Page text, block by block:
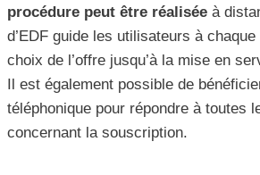
procédure peut être réalisée à
d’EDF guide les utilisateurs à
choix de l’offre jusqu’à la mise en
Il est également possible de
téléphonique pour répondre à toutes
concernant la souscription.